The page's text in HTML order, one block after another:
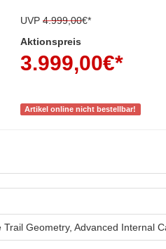
UVP 4.999,00€*
Aktionspreis
3.999,00€*
Artikel online nicht bestellbar!
Geometry, Advanced Internal